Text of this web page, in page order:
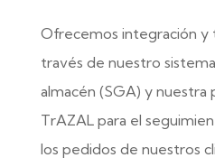
Ofrecemos integración y
través de nuestro
almacén (SGA) y nuestra
TrAZAL para el
los pedidos de nuestros